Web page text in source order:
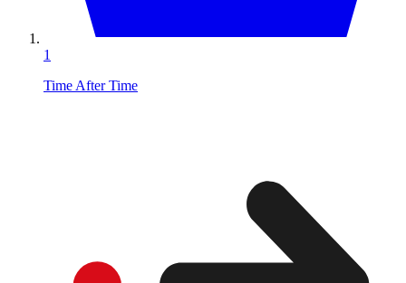
1
Time After Time